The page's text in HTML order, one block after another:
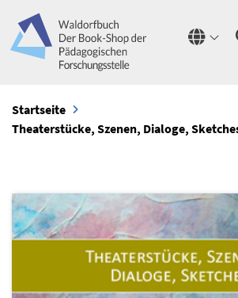
Startseite
Theaterstücke, Szenen, Dialoge,